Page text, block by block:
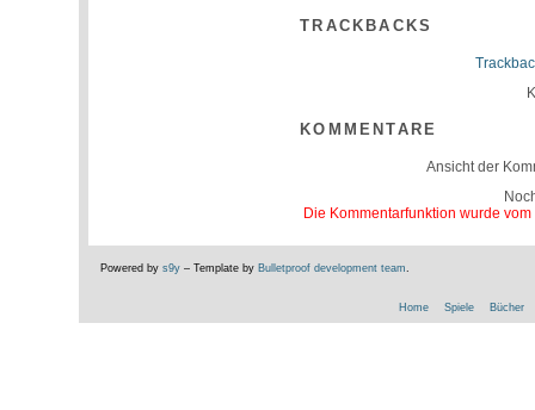
TRACKBACKS
KOMMENTARE
Ansicht der
Die Kommentarfunktion wurde
Powered by s9y– Template by Bulletproof development team
Home Spiele Bücher